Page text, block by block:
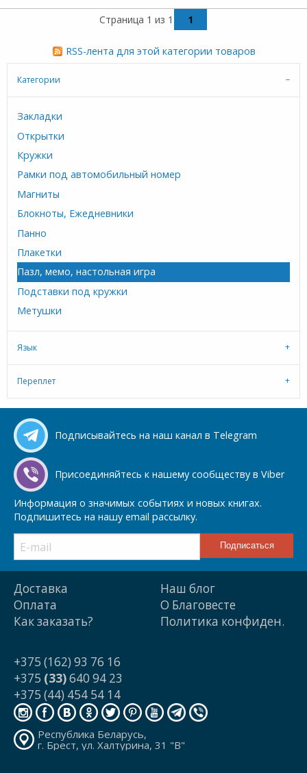
Страница 1 из 1 1
RSS-лента для этой категории товаров
Категории
Закладки
Открытки
Кружки
Рамки под автомобильный номер
Магниты
Блокноты, Ежедневники
Панно
Плакетки
Пазл, мемо, настольная игра
Подставки под кружки
Метушки
Язык
Переплет
Подписывайтесь на наш канал в Telegram
Присоединяйтесь к нашему сообществу в Viber
Информация о значимых событиях и новых книгах.
Подпишитесь на нашу email рассылку.
Доставка
Оплата
Как заказать?
Наш блог
О Благовесте
Политика конфиден.
+375 (162) 93 76 16
+375 (33)640 94 23
+375 (44) 454 54 14
Республика Беларусь,
г. Брест, ул. Халтурина, 31 "В"